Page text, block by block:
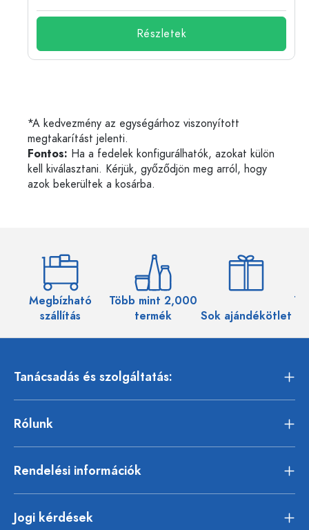
Részletek
*A kedvezmény az egységárhoz viszonyított
megtakarítást jelenti.
Fontos: Ha a fedelek konfigurálhatók, azokat külön
kell kiválasztani. Kérjük, győződjön meg arról, hogy
azok bekerültek a kosárba.
Megbízható
szállítás
Több mint 2,000
termék
Sok ajándékötlet
Tanácsadás és szolgáltatás:
Rólunk
Rendelési információk
Jogi kérdések